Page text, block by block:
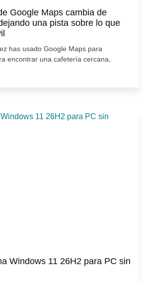
Google Maps cambia de
una pista sobre lo que
has usado Google Maps para
encontrar una cafetería cercana,
Windows 11 26H2 para PC sin